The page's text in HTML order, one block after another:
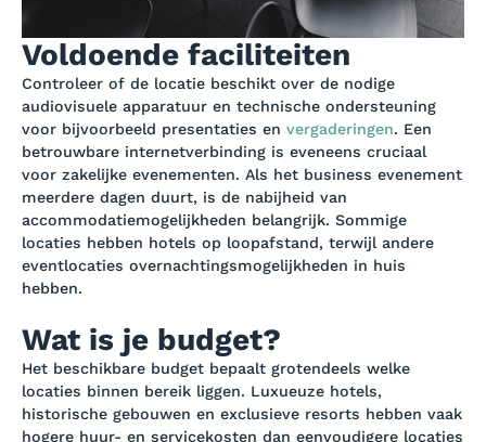
Voldoende faciliteiten
Controleer of de locatie beschikt over de nodige
audiovisuele apparatuur en technische ondersteuning
voor bijvoorbeeld presentaties en vergaderingen. Een
betrouwbare internetverbinding is eveneens cruciaal
voor zakelijke evenementen. Als het business evenement
meerdere dagen duurt, is de nabijheid van
accommodatiemogelijkheden belangrijk. Sommige
locaties hebben hotels op loopafstand, terwijl andere
eventlocaties overnachtingsmogelijkheden in huis
hebben.
Wat is je budget?
Het beschikbare budget bepaalt grotendeels welke
locaties binnen bereik liggen. Luxueuze hotels,
historische gebouwen en exclusieve resorts hebben vaak
hogere huur- en servicekosten dan eenvoudigere locaties